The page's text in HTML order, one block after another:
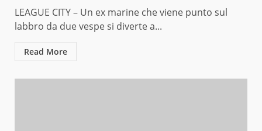
LEAGUE CITY – Un ex marine che viene punto sul
labbro da due vespe si diverte a...
Read More